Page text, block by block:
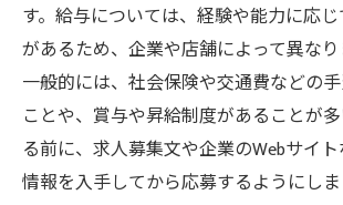
す。給与については、経験や能力に応
があるため、企業や店舗によって異なり
一般的には、社会保険や交通費などの
ことや、賞与や昇給制度があることが
る前に、求人募集文や企業のWebサイ
情報を入手してから応募するようにしま